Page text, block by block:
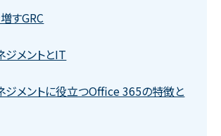
すGRC
ジメントとIT
ジメントに役立つOffice 365の特徴と